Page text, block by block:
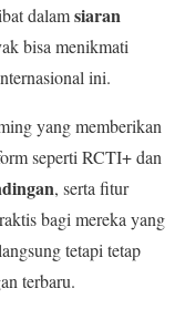
dalamsiaran
bisa menikmati
ini.
yang memberikan
seperti RCTI+ dan
, serta fitur
bagi mereka yang
tetapi tetap
terbaru.